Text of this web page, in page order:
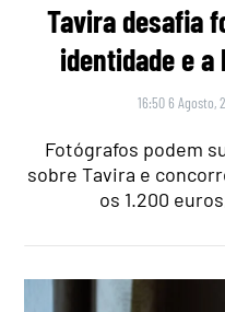
Tavira desafia
identidade e a
16:50 6 Agosto,
Fotógrafos podem
sobre Tavira e
os 1.200